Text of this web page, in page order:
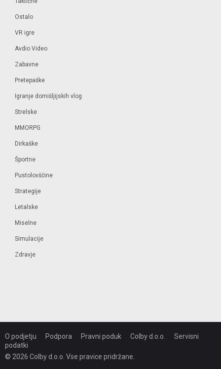
Ostalo
VR igre
Avdio Video
Zabavne
Pretepaške
Igranje domišljijskih vlog
Strelske
MMORPG
Dirkaške
Športne
Pustolovščine
Strategije
Letalske
Miselne
Simulacije
Zdravje
O podjetju Podpora Pravni poduk Colby d.o.o.
Servisni
podatki
© 2026 Colby d.o.o. Vse pravice pridržane.